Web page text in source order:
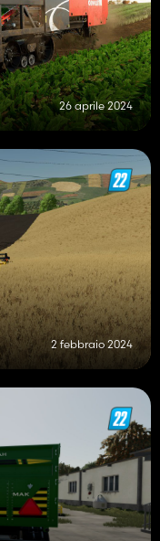
26 aprile 2024
2 febbraio 2024